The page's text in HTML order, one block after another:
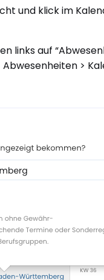
und klick im
links auf
>